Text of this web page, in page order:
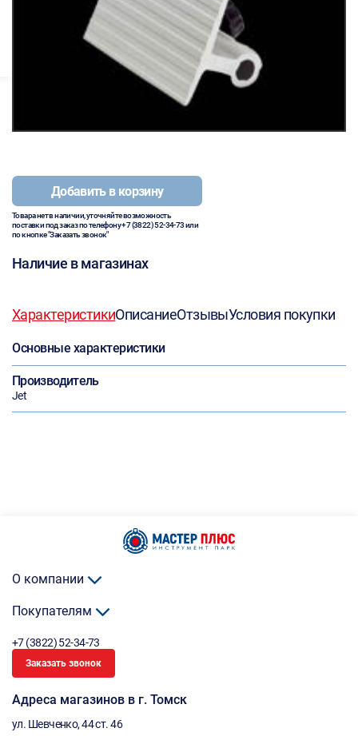
Добавить в корзину
Товара нет в наличии, уточняйте возможность
поставки под заказ по телефону+7 (3822) 52-34-73или
по кнопке "Заказать звонок"
Наличие в магазинах
ХарактеристикиОписаниеОтзывыУсловия покупки
Основные характеристики
Производитель
Jet
О компании
Покупателям
+7 (3822) 52-34-73
Заказать звонок
Адреса магазинов в г. Томск
ул. Шевченко, 44 ст. 46